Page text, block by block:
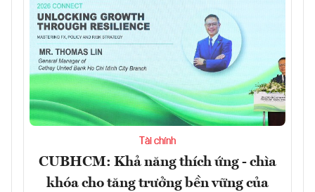
Tài chính
CUBHCM: Khả năng thích ứng - chìa
khóa cho tăng trưởng bền vững của